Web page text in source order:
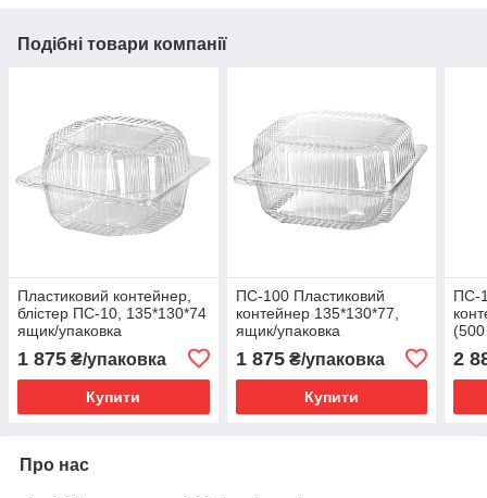
Подібні товари компанії
Пластиковий контейнер,
блістер ПС-10, 135*130*74
ящик/упаковка
1 875 ₴/упаковка
Купити
ПС-100 Пластиковий
контейнер 135*130*77,
ящик/упаковка
1 875₴/упаковка
Купити
ПС-
(500
2
Про нас